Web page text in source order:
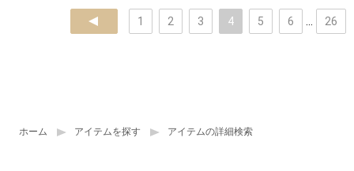
ホーム アイテムを探す アイテムの詳細検索
prev 1 2 3 4 5 6 26